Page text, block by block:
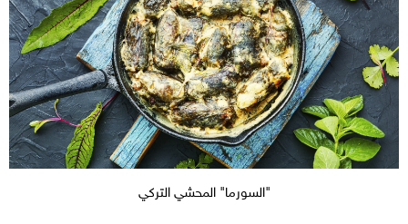
"السورما" المحشي التركي